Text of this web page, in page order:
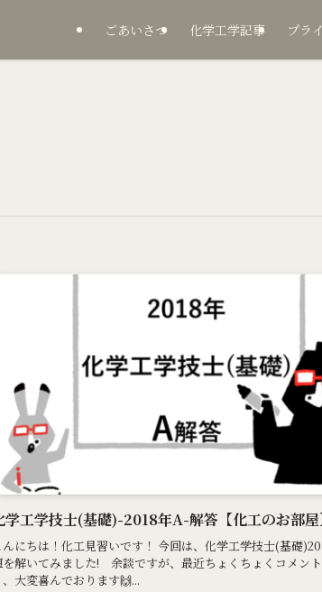
ごあいさつ 化学工学記事 プラ
学工学技士(基礎)-2018年A-解答【化工のお部屋
んにちは！化工見習いです！ 今回は、化学工学技士(基礎
を解いてみました! 余談ですが、最近ちょくちょくコメン
、大変喜んでおります🙌...